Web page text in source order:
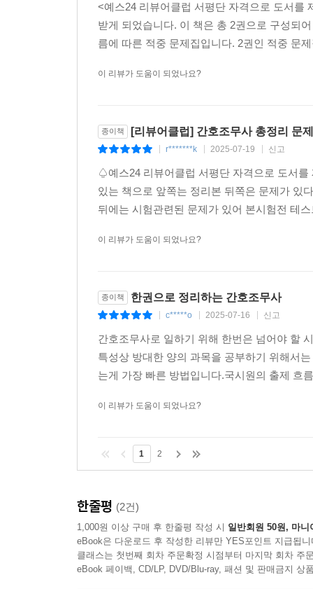
<예스24 리뷰어클럽 서평단 자격으로 도서를
받게 되었습니다. 이 책은 총 2권으로 구성되
름에 따른 적중 문제집입니다. 2권인 적중 문
이 리뷰가 도움이 되었나요?
종이책 [리뷰어클럽] 간호조무사 총정리 문
r*******k 2025-07-19 신고
♤예스24 리뷰어클럽 서평단 자격으로 도서
있는 책으로 앞쪽는 정리본 뒤쪽은 문제가 있
뒤에는 시험관련된 문제가 있어 본시험전 테
이 리뷰가 도움이 되었나요?
종이책 한권으로 정리하는 간호조무사
c*****o 2025-07-16 신고
간호조무사로 일하기 위해 한번은 넘어야 할
특성상 방대한 양의 과목을 공부하기 위해서
는게 가장 빠른 방법입니다.국시원의 출제 흐
이 리뷰가 도움이 되었나요?
1 2
한줄평 (2건)
1,000원 이상 구매 후 한줄평 작성 시 일반회원 50원, 마니
eBook은 다운로드 후 작성한 리뷰만 YES포인트 지급됩니
클래스는 첫번째 회차 주문확정 시점부터 마지막 회차 주
eBook 페이백, CD/LP, DVD/Blu-ray, 패션 및 판매금지 상